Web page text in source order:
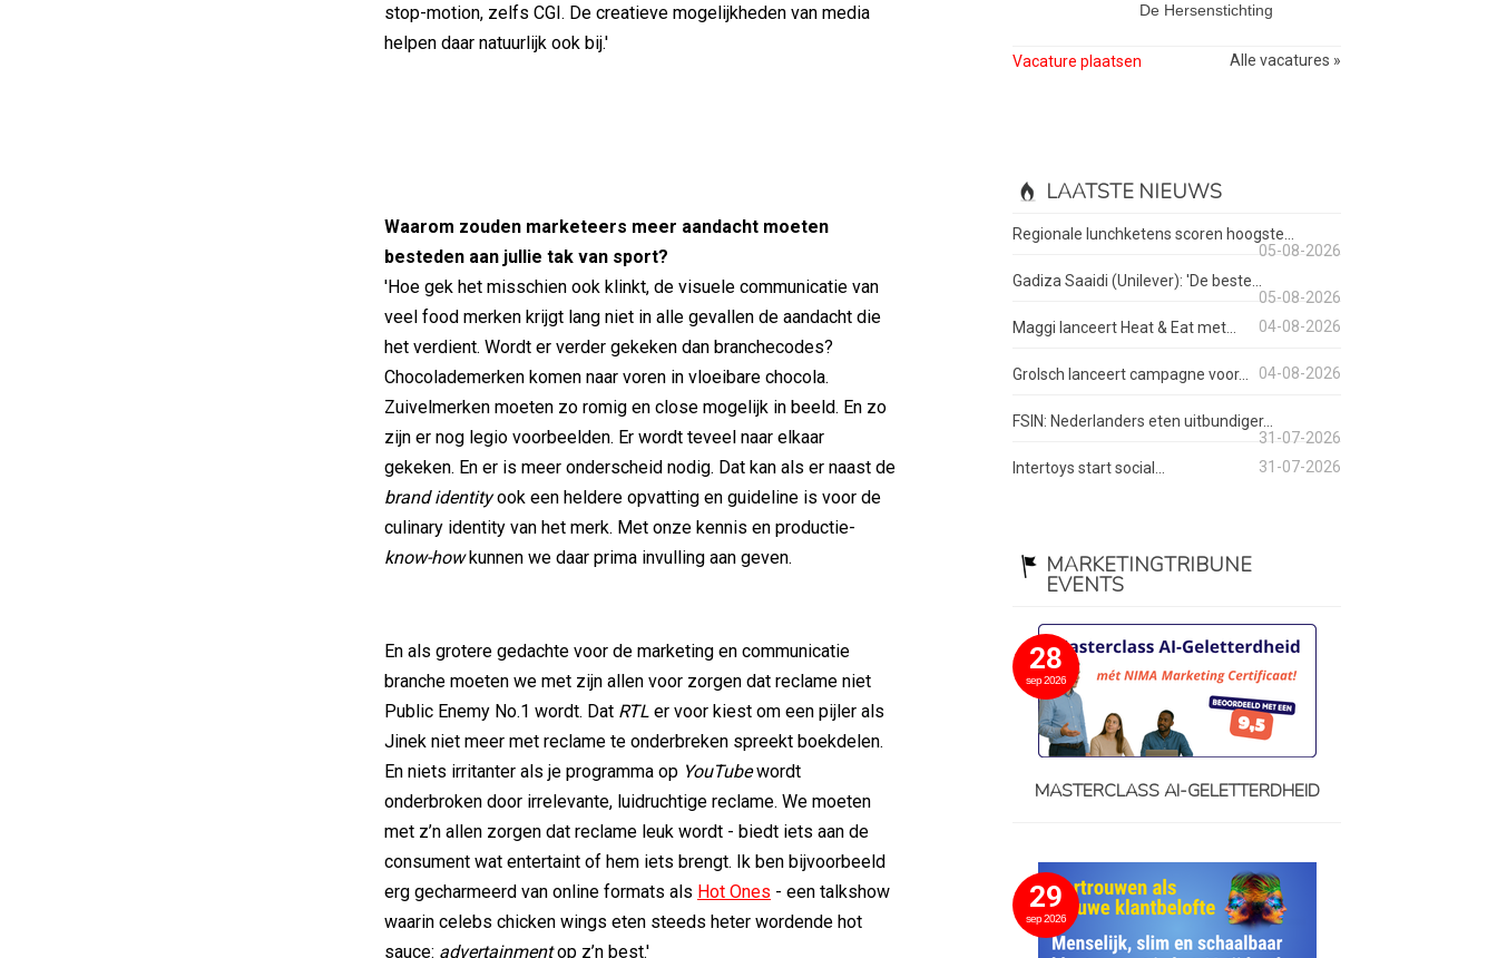
stop-motion, zelfs CGI. De creatieve mogelijkheden van media
helpen daar natuurlijk ook bij.'
Waarom zouden marketeers meer aandacht moeten
besteden aan jullie tak van sport?
'Hoe gek het misschien ook klinkt, de visuele communicatie van
veel food merken krijgt lang niet in alle gevallen de aandacht die
het verdient. Wordt er verder gekeken dan branchecodes?
Chocolademerken komen naar voren in vloeibare chocola.
Zuivelmerken moeten zo romig en close mogelijk in beeld. En zo
zijn er nog legio voorbeelden. Er wordt teveel naar elkaar
gekeken. En er is meer onderscheid nodig. Dat kan als er naast de
brand identityook een heldere opvatting en guideline is voor de
culinary identity van het merk. Met onze kennis en productie-
know-howkunnen we daar prima invulling aan geven.
En als grotere gedachte voor de marketing en communicatie
branche moeten we met zijn allen voor zorgen dat reclame niet
Public Enemy No.1 wordt. Dat RTL er voor kiest om een pijler als
Jinek niet meer met reclame te onderbreken spreekt boekdelen.
En niets irritanter als je programma op YouTubewordt
onderbroken door irrelevante, luidruchtige reclame. We moeten
met z’n allen zorgen dat reclame leuk wordt - biedt iets aan de
consument wat entertaint of hem iets brengt. Ik ben bijvoorbeeld
erg gecharmeerd van online formats als Hot Ones - een talkshow
waarin celebs chicken wings eten steeds heter wordende hot
sauce: advertainmentop z’n best.'
De Hersenstichting
Vacature plaatsen Alle vacatures »
LAATSTE NIEUWS
Regionale lunchketens scoren hoogste...
05-08-2026
Gadiza Saaidi (Unilever): 'De beste...
05-08-2026
Maggi lanceert Heat & Eat met...
04-08-2026
Grolsch lanceert campagne voor... 04-08-2026
FSIN: Nederlanders eten uitbundiger...
31-07-2026
Intertoys start social...
31-07-2026
MARKETINGTRIBUNE
EVENTS
28
sep 2026
MASTERCLASS AI-GELETTERDHEID
29
sep 2026